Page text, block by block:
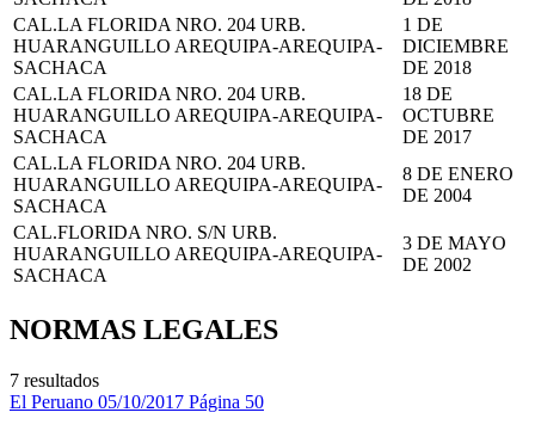
CAL.LA FLORIDA NRO. 204 URB.
HUARANGUILLO AREQUIPA-AREQUIPA-
SACHACA
1 DE
DICIEMBRE
DE 2018
CAL.LA FLORIDA NRO. 204 URB.
HUARANGUILLO AREQUIPA-AREQUIPA-
SACHACA
18 DE
OCTUBRE
DE 2017
CAL.LA FLORIDA NRO. 204 URB.
HUARANGUILLO AREQUIPA-AREQUIPA-
SACHACA
8 DE ENERO
DE 2004
CAL.FLORIDA NRO. S/N URB.
HUARANGUILLO AREQUIPA-AREQUIPA-
SACHACA
3 DE MAYO
DE 2002
NORMAS LEGALES
7 resultados
El Peruano 05/10/2017 Página 50